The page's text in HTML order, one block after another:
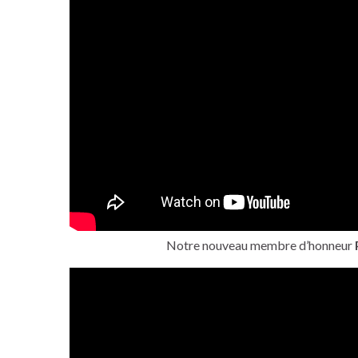
Notre nouveau membre d’honneur